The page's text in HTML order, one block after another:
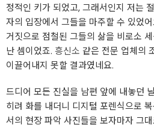
정적인 키가 되었고, 그래서인지 저는
자의 입장에서 그들을 마주할 수 있었어
거짓으로 점철된 그들의 삶을 비로소
난 셈이었죠. 흥신소 같은 전문 업체의
이끌어내지 못할 결과였네요.
드디어 모든 진실을 남편 앞에 내놓던
히려 화를 내더니 디지털 포렌식으로
서의 현장 파악 사진들을 보자마자 그